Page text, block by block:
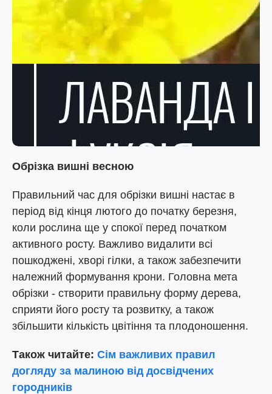
Обрізка вишні весною
Правильний час для обрізки вишні настає в
період від кінця лютого до початку березня,
коли рослина ще у спокої перед початком
активного росту. Важливо видалити всі
пошкоджені, хворі гілки, а також забезпечити
належний формування крони. Головна мета
обрізки - створити правильну форму дерева,
сприяти його росту та розвитку, а також
збільшити кількість цвітіння та плодоношення.
Також читайте: Сім важливих правил
догляду за малиною від досвідчених
городників